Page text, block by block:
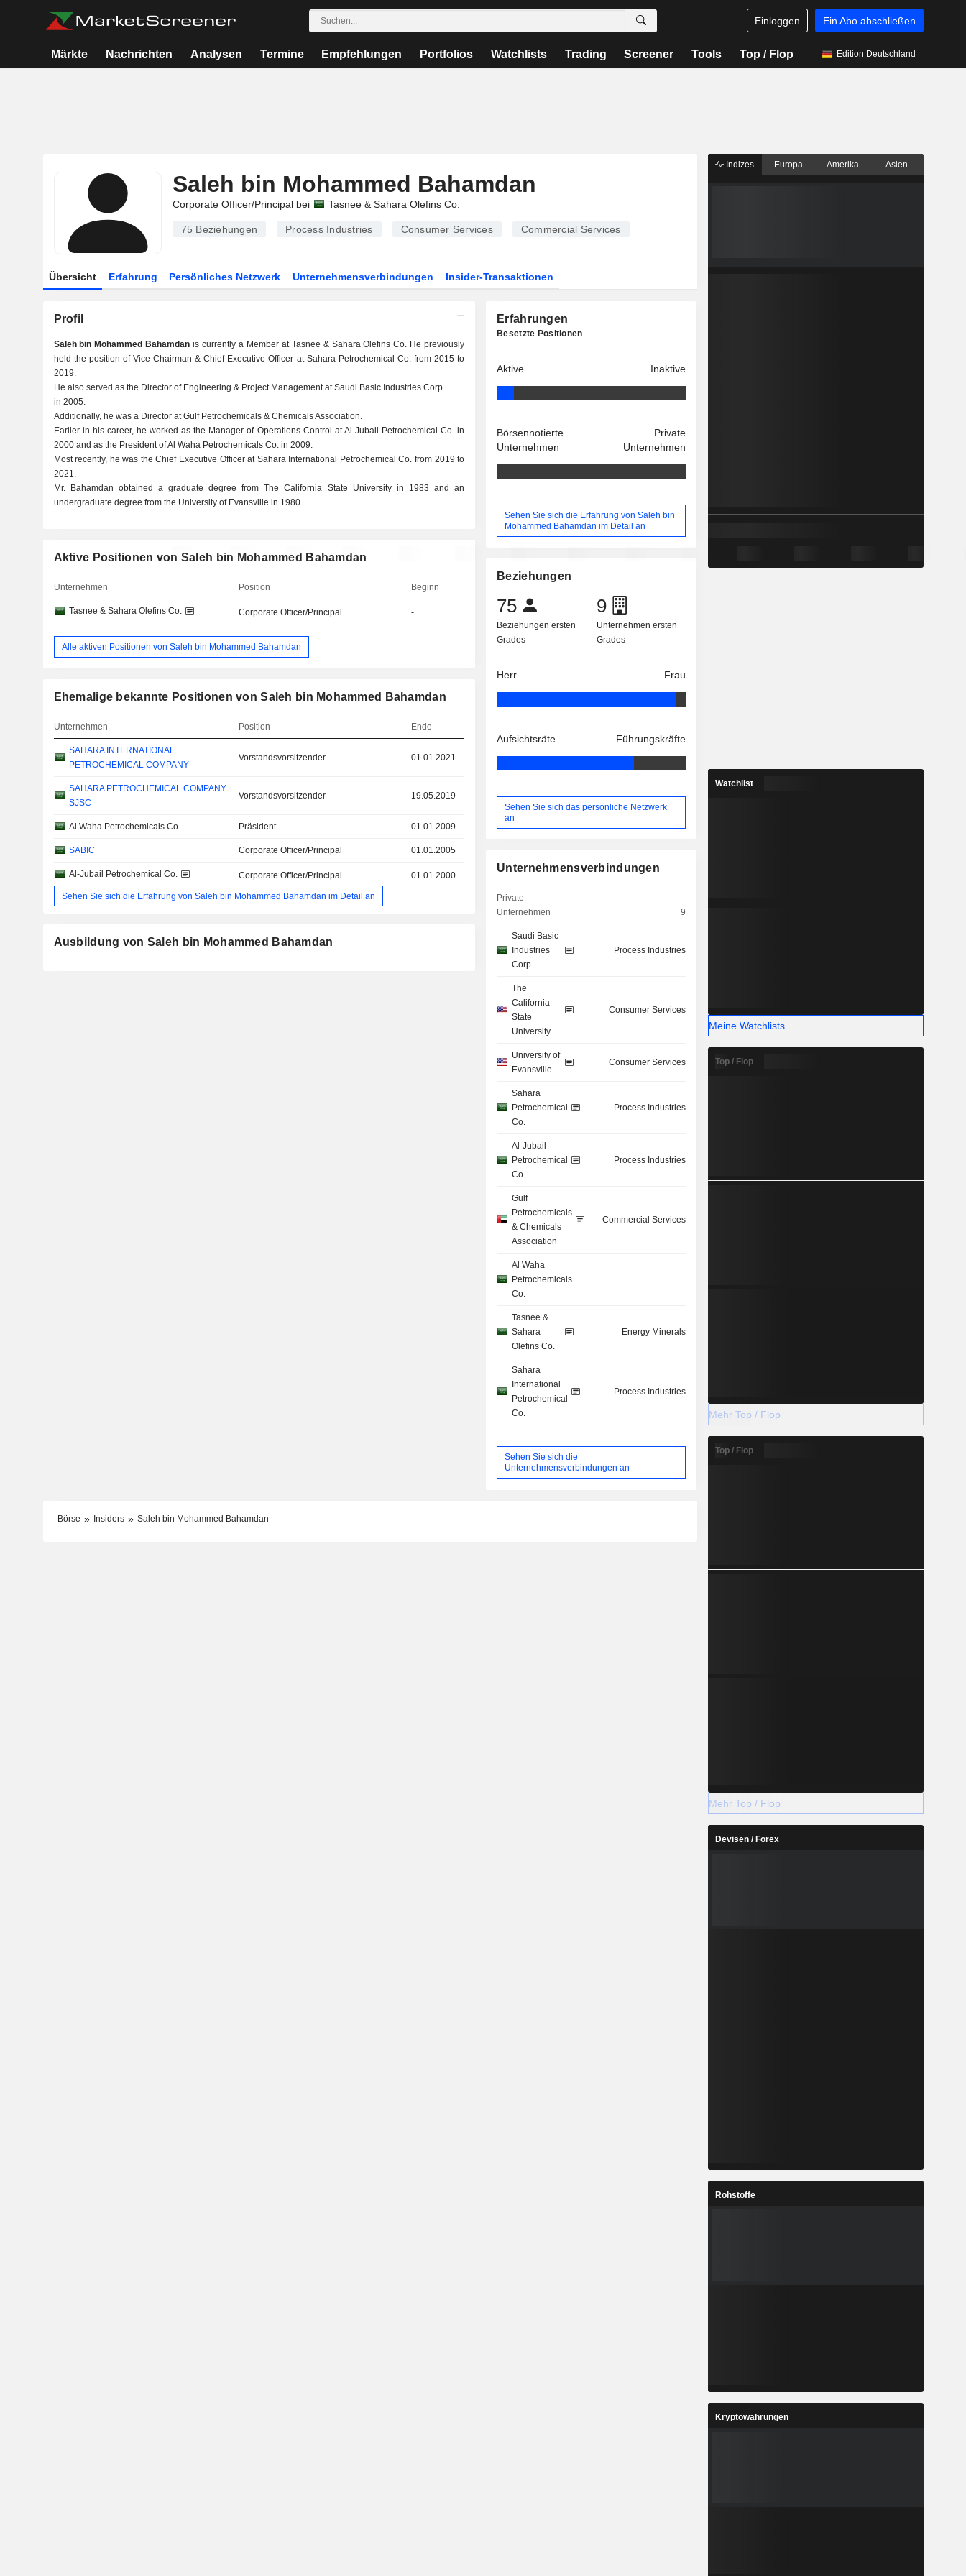
Einloggen Ein Abo abschließen
Märkte Nachrichten Analysen Termine Empfehlungen Portfolios Watchlists Trading Screener Tools Top / Flop Edition Deutschland
Saleh bin Mohammed Bahamdan
Corporate Officer/Principal bei Tasnee & Sahara Olefins Co.
75 Beziehungen Process Industries Consumer Services Commercial Services
Übersicht Erfahrung Persönliches Netzwerk Unternehmensverbindungen Insider-Transaktionen
Profil
Saleh bin Mohammed Bahamdan is currently a Member at Tasnee & Sahara Olefins Co. He previously
held the position of Vice Chairman & Chief Executive Officer at Sahara Petrochemical Co. from 2015 to
2019.
He also served as the Director of Engineering & Project Management at Saudi Basic Industries Corp.
in 2005.
Additionally, he was a Director at Gulf Petrochemicals & Chemicals Association.
Earlier in his career, he worked as the Manager of Operations Control at Al-Jubail Petrochemical Co. in
2000 and as the President of Al Waha Petrochemicals Co. in 2009.
Most recently, he was the Chief Executive Officer at Sahara International Petrochemical Co. from 2019 to
2021.
Mr. Bahamdan obtained a graduate degree from The California State University in 1983 and an
undergraduate degree from the University of Evansville in 1980.
Aktive Positionen von Saleh bin Mohammed Bahamdan
Unternehmen Position Beginn
Tasnee & Sahara Olefins Co. Corporate Officer/Principal -
Alle aktiven Positionen von Saleh bin Mohammed Bahamdan
Ehemalige bekannte Positionen von Saleh bin Mohammed Bahamdan
Unternehmen Position Ende
SAHARA INTERNATIONAL
PETROCHEMICAL COMPANY
Vorstandsvorsitzender 01.01.2021
SAHARA PETROCHEMICAL COMPANY
SJSC
Vorstandsvorsitzender 19.05.2019
Al Waha Petrochemicals Co. Präsident 01.01.2009
SABIC Corporate Officer/Principal 01.01.2005
Al-Jubail Petrochemical Co. Corporate Officer/Principal
01.01.2000
Sehen Sie sich die Erfahrung von Saleh bin Mohammed Bahamdan im Detail an
Ausbildung von Saleh bin Mohammed Bahamdan
Erfahrungen
Besetzte Positionen
Aktive Inaktive
Börsennotierte
Unternehmen
Private
Unternehmen
Sehen Sie sich die Erfahrung von Saleh bin
Mohammed Bahamdan im Detail an
Beziehungen
75
Beziehungen ersten
Grades
9
Unternehmen ersten
Grades
Herr Frau
Aufsichtsräte Führungskräfte
Sehen Sie sich das persönliche Netzwerk
an
Unternehmensverbindungen
Private
Unternehmen
9
Saudi Basic
Industries
Corp.
Process Industries
The
California
State
University
Consumer Services
University of
Evansville
Consumer Services
Sahara
Petrochemical
Co.
Process Industries
Al-Jubail
Petrochemical
Co.
Process Industries
Gulf
Petrochemicals
& Chemicals
Association
Commercial Services
Al Waha
Petrochemicals
Co.
Tasnee &
Sahara
Olefins Co.
Energy Minerals
Sahara
International
Petrochemical
Co.
Process Industries
Sehen Sie sich die
Unternehmensverbindungen an
Börse Insiders Saleh bin Mohammed Bahamdan
Indizes Europa Amerika Asien
Watchlist
Meine Watchlists
Top / Flop
Mehr Top / Flop
Top / Flop
Mehr Top / Flop
Devisen / Forex
Rohstoffe
Kryptowährungen